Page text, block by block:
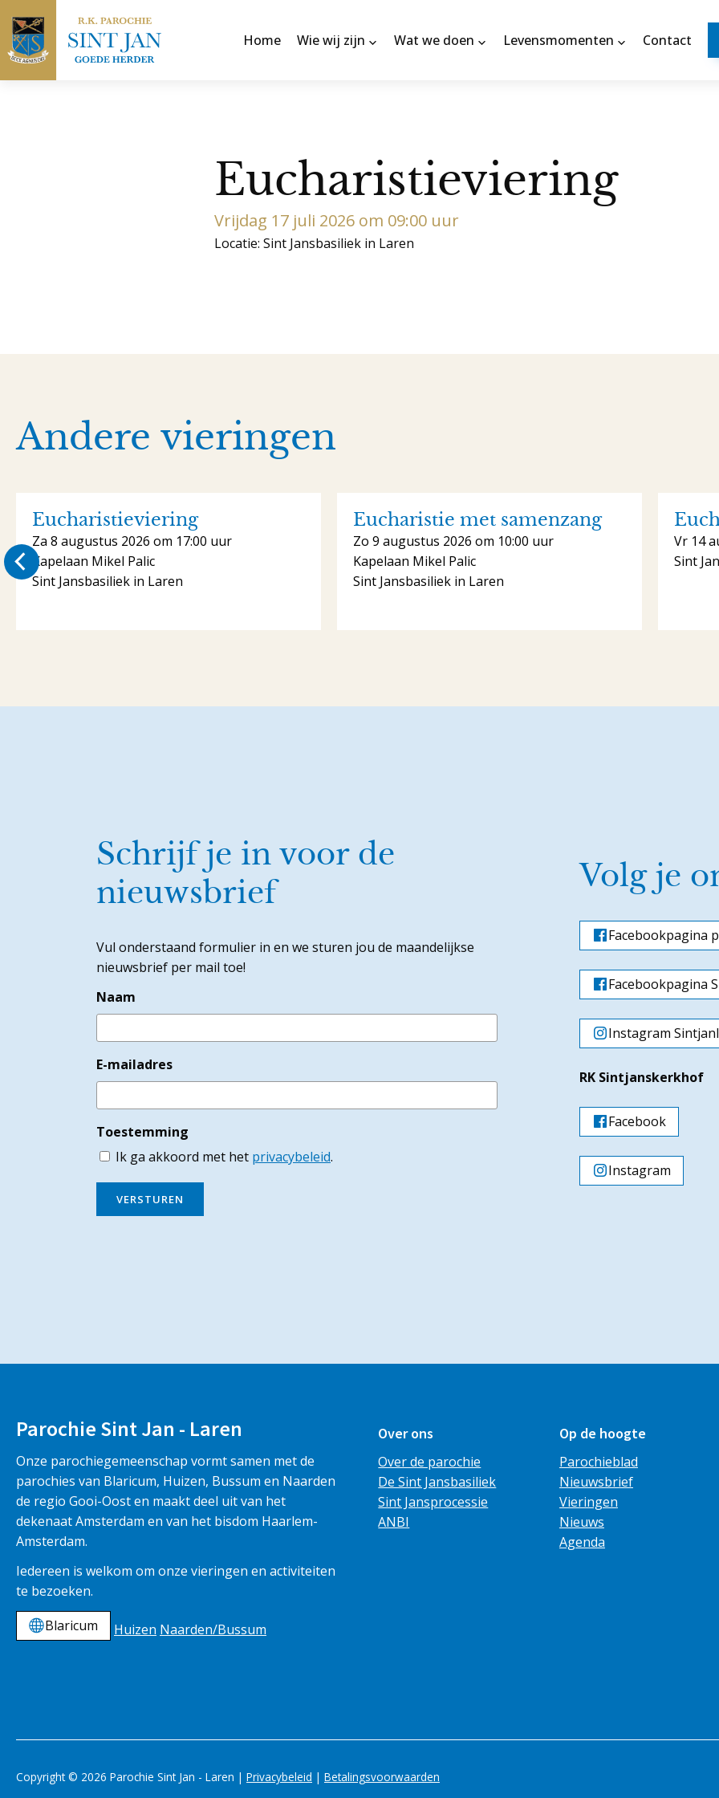
Home Wie wij zijn Wat we doen Levensmomenten Contact
Eucharistieviering
Vrijdag 17 juli 2026 om 09:00 uur
Locatie: Sint Jansbasiliek in Laren
Andere vieringen
Eucharistieviering
Za 8 augustus 2026 om 17:00 uur
Kapelaan Mikel Palic
Sint Jansbasiliek in Laren
Eucharistie met samenzang
Zo 9 augustus 2026 om 10:00 uur
Kapelaan Mikel Palic
Sint Jansbasiliek in Laren
Vr 14
Sint
Schrijf je in voor de
nieuwsbrief
Vul onderstaand formulier in en we sturen jou de maandelijkse
nieuwsbrief per mail toe!
Naam
E-mailadres
Toestemming
Ik ga akkoord met het privacybeleid.
VERSTUREN
Volg je
Facebookpagina
Facebookpagina
Instagram
RK Sintjanskerkhof
Facebook
Instagram
Parochie Sint Jan - Laren
Onze parochiegemeenschap vormt samen met de
parochies van Blaricum, Huizen, Bussum en Naarden
de regio Gooi-Oost en maakt deel uit van het
dekenaat Amsterdam en van het bisdom Haarlem-
Amsterdam.
Iedereen is welkom om onze vieringen en activiteiten
te bezoeken.
Blaricum
Huizen Naarden/Bussum
Over ons
Over de parochie
De Sint Jansbasiliek
Sint Jansprocessie
ANBI
Op de hoogte
Parochieblad
Nieuwsbrief
Vieringen
Nieuws
Agenda
Copyright © 2026 Parochie Sint Jan - Laren | Privacybeleid | Betalingsvoorwaarden